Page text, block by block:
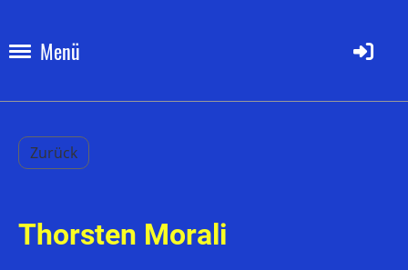
Menü
Zurück
Thorsten Morali